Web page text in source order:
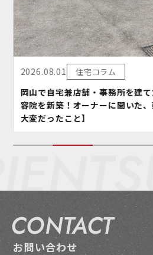
施工事例
2026.08.01 住宅コラム
岡山で自宅兼店舗・事務所を建
容院を新築！オーナーに聞いた
大変だったこと】
CONTACT
お問い合わせ